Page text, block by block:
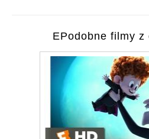
EPodobne filmy z